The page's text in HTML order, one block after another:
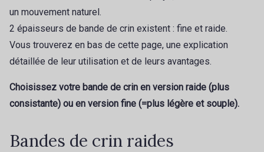
un mouvement naturel.
2 épaisseurs de bande de crin existent : fine et raide.
Vous trouverez en bas de cette page, une explication
détaillée de leur utilisation et de leurs avantages.
Choisissez votre bande de crin en version raide (plus
consistante) ou en version fine (=plus légère et souple).
Bandes de crin raides